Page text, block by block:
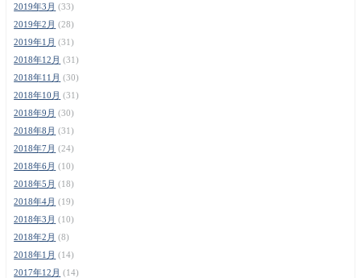
2019年3月 (33)
2019年2月 (28)
2019年1月 (31)
2018年12月 (31)
2018年11月 (30)
2018年10月 (31)
2018年9月 (30)
2018年8月 (31)
2018年7月 (24)
2018年6月 (10)
2018年5月 (18)
2018年4月 (19)
2018年3月 (10)
2018年2月 (8)
2018年1月 (14)
2017年12月 (14)